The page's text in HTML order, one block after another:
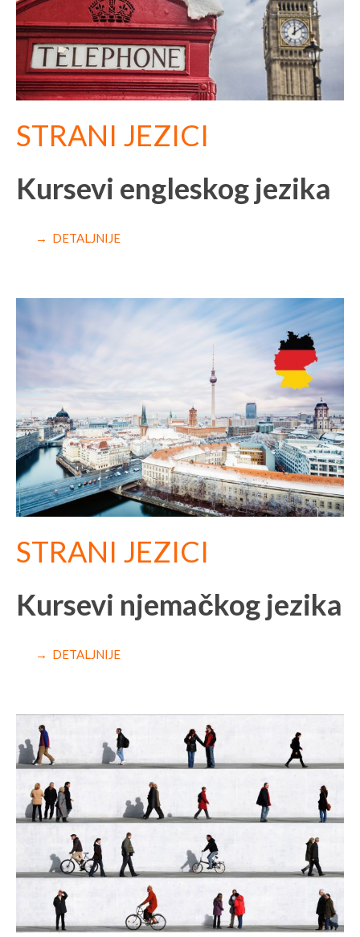
STRANI JEZICI
Kursevi engleskog jezika
→ DETALJNIJE
STRANI JEZICI
Kursevi njemačkog jezika
→ DETALJNIJE